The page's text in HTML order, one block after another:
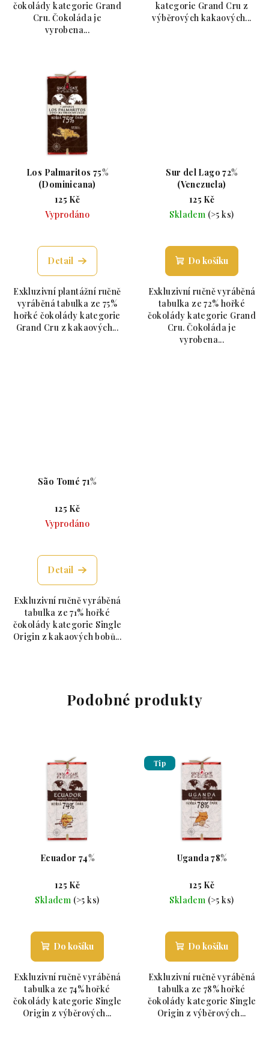
čokolády kategorie Grand
Cru. Čokoláda je
vyrobena...
kategorie Grand Cru z
výběrových kakaových...
Los Palmaritos 75%
(Dominicana)
125 Kč
Vyprodáno
Detail
Exkluzivní plantážní ručně
vyráběná tabulka ze 75%
hořké čokolády kategorie
Grand Cru z kakaových...
Sur del Lago 72%
(Venezuela)
125 Kč
Skladem (>5 ks)
Do košíku
Exkluzivní ručně vyráběná
tabulka ze 72% hořké
čokolády kategorie Grand
Cru. Čokoláda je
vyrobena...
São Tomé 71%
125 Kč
Vyprodáno
Detail
Exkluzivní ručně vyráběná
tabulka ze 71% hořké
čokolády kategorie Single
Origin z kakaových bobů...
Podobné produkty
Ecuador 74%
125 Kč
Skladem (>5 ks)
Do košíku
Exkluzivní ručně vyráběná
tabulka ze 74% hořké
čokolády kategorie Single
Origin z výběrových...
Tip
Uganda 78%
125 Kč
Skladem (>5 ks)
Do košíku
Exkluzivní ručně vyráběná
tabulka ze 78% hořké
čokolády kategorie Single
Origin z výběrových...